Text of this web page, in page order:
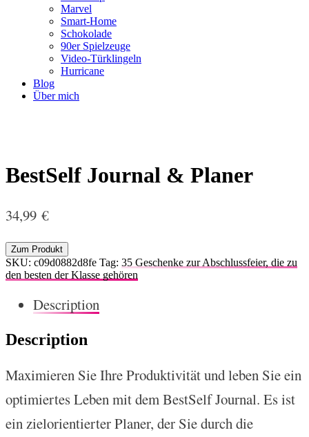
Marvel
Smart-Home
Schokolade
90er Spielzeuge
Video-Türklingeln
Hurricane
Blog
Über mich
BestSelf Journal & Planer
34,99 €
Zum Produkt
SKU: c09d0882d8fe Tag: 35 Geschenke zur Abschlussfeier, die zu
den besten der Klasse gehören
Description
Description
Maximieren Sie Ihre Produktivität und leben Sie ein
optimiertes Leben mit dem BestSelf Journal. Es ist
ein zielorientierter Planer, der Sie durch die